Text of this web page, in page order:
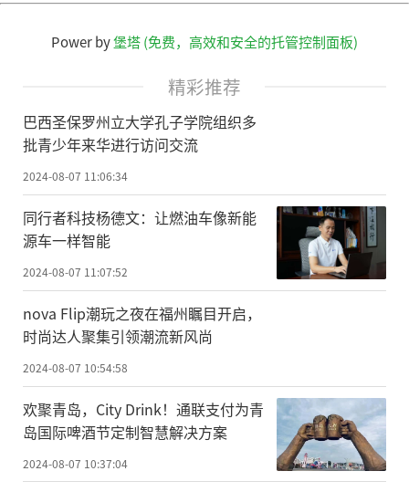
Power by堡塔 (免费，高效和安全的托管控制面板)
精彩推荐
巴西圣保罗州立大学孔子学院组织多
批青少年来华进行访问交流
2024-08-07 11:06:34
同行者科技杨德文：让燃油车像新能
源车一样智能
2024-08-07 11:07:52
nova Flip潮玩之夜在福州瞩目开启，
时尚达人聚集引领潮流新风尚
2024-08-07 10:54:58
欢聚青岛，City Drink！通联支付为青
岛国际啤酒节定制智慧解决方案
2024-08-07 10:37:04